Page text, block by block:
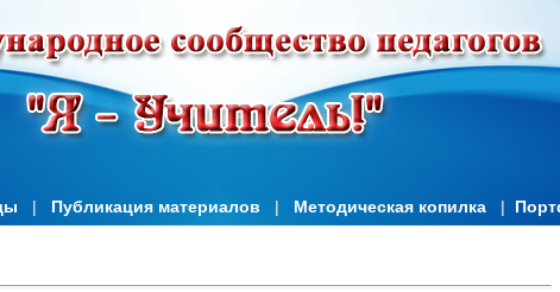
| Публикация материалов | Методическая копилка |